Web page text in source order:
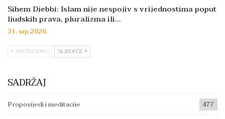
Sihem Djebbi: Islam nije nespojiv s vrijednostima poput
ljudskih prava, pluralizma ili…
31. srp 2026.
PRETHODNO SLJEDEĆE
SADRŽAJ
Propovijedi i meditacije
477